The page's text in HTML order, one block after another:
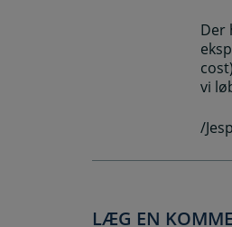
Der
vi
/
LÆG EN